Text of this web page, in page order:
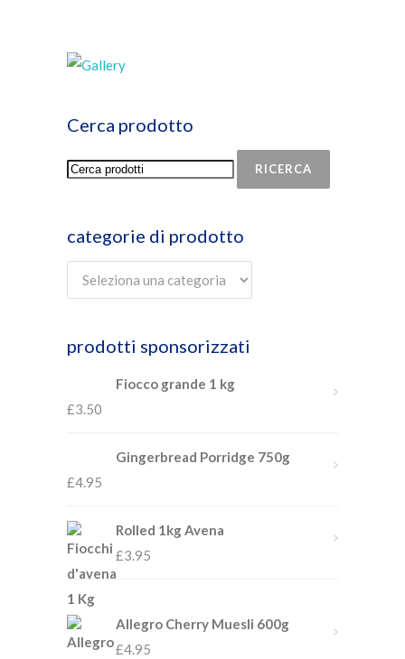
Cerca prodotto
RICERCA
categorie di prodotto
prodotti sponsorizzati
Fiocco grande 1 kg
£3.50
Gingerbread Porridge 750g
£4.95
Rolled 1kg Avena
£3.95
Allegro Cherry Muesli 600g
£4.95